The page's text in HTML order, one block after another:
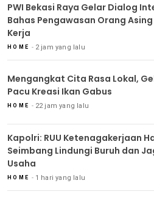
PWI Bekasi Raya Gelar Dialog
Bahas Pengawasan Orang
Kerja
HOME 2 jam yang lalu
Mengangkat Cita Rasa Lokal,
Pacu Kreasi Ikan Gabus
HOME 22 jam yang lalu
Kapolri: RUU Ketenagakerjaan
Seimbang Lindungi Buruh dan
Usaha
HOME 1 hari yang lalu